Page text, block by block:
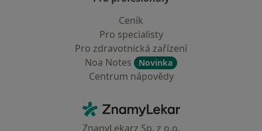
Ceník
Pro specialisty
Pro zdravotnická zařízení
Noa Notes
Novinka
Centrum nápovědy
ZnamyLekar - Hlavní stránka
ZnanyLekarz Sp. z o.o.